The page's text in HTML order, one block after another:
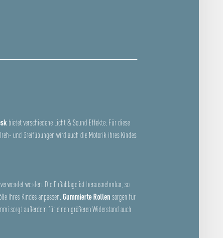
bietet verschiedene Licht & Sound Effekte. Für diese
und Greifübungen wird auch die Motorik ihres Kindes
werden. Die Fußablage ist herausnehmbar, so
Ihres Kindes anpassen. Gummierte Rollen sorgen für
sorgt außerdem für einen größeren Widerstand auch